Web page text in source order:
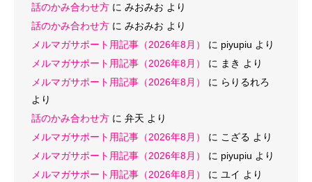
話のかみ合わせ方 に みおみお より
話のかみ合わせ方 に みおみお より
メルマガサポート用記事（2026年8月）
に piyupiu より
メルマガサポート用記事（2026年8月）
に まき より
メルマガサポート用記事（2026年8月）
に らりるれろ
より
話のかみ合わせ方 に 弁天 より
メルマガサポート用記事（2026年8月）
に こざる より
メルマガサポート用記事（2026年8月）
に piyupiu より
メルマガサポート用記事（2026年8月）
に ユイ より